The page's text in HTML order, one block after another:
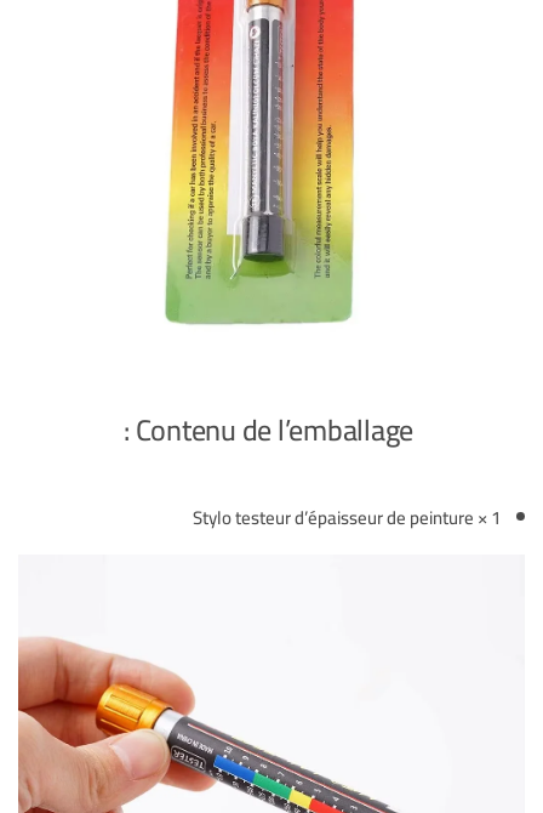
1 × Stylo testeur d’épaisseur de peinture